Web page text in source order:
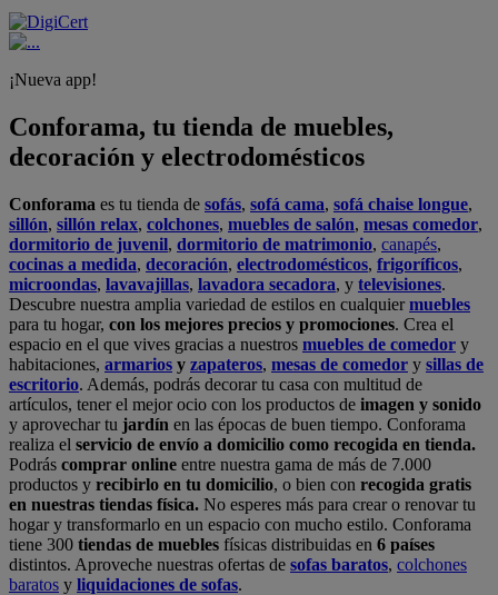
¡Nueva app!
Conforama, tu tienda de muebles,
decoración y electrodomésticos
Conforama es tu tienda de sofás, sofá cama, sofá chaise longue,
sillón, sillón relax, colchones, muebles de salón, mesas comedor,
dormitorio de juvenil, dormitorio de matrimonio, canapés,
cocinas a medida, decoración, electrodomésticos, frigoríficos,
microondas, lavavajillas, lavadora secadora, y televisiones.
Descubre nuestra amplia variedad de estilos en cualquiermuebles
para tu hogar, con los mejores precios y promociones. Crea el
espacio en el que vives gracias a nuestros muebles de comedor y
habitaciones, armarios y zapateros, mesas de comedor y sillas de
escritorio. Además, podrás decorar tu casa con multitud de
artículos, tener el mejor ocio con los productos de imagen y sonido
y aprovechar tu jardín en las épocas de buen tiempo. Conforama
realiza el servicio de envío a domicilio como recogida en tienda.
Podrás comprar online entre nuestra gama de más de 7.000
productos y recibirlo en tu domicilio, o bien con recogida gratis
en nuestras tiendas física. No esperes más para crear o renovar tu
hogar y transformarlo en un espacio con mucho estilo. Conforama
tiene 300 tiendas de muebles físicas distribuidas en 6 países
distintos. Aproveche nuestras ofertas de sofas baratos, colchones
baratos y liquidaciones de sofas.